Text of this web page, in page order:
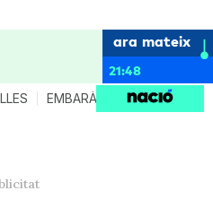
ara mateix
21:48
EMBARÀS CRIANÇA